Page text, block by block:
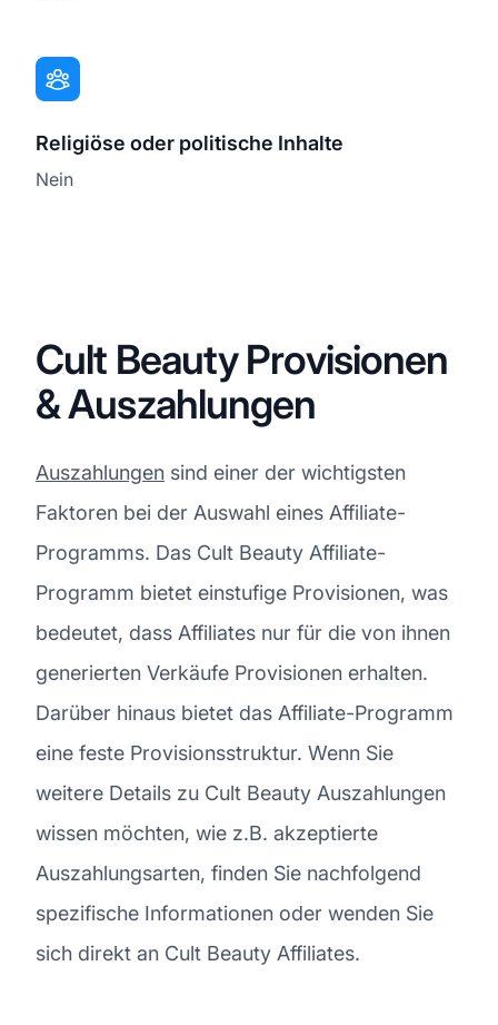
Religiöse oder politische Inhalte
Nein
Cult Beauty Provisionen
& Auszahlungen
Auszahlungen sind einer der wichtigsten
Faktoren bei der Auswahl eines Affiliate-
Programms. Das Cult Beauty Affiliate-
Programm bietet einstufige Provisionen, was
bedeutet, dass Affiliates nur für die von ihnen
generierten Verkäufe Provisionen erhalten.
Darüber hinaus bietet das Affiliate-Programm
eine feste Provisionsstruktur. Wenn Sie
weitere Details zu Cult Beauty Auszahlungen
wissen möchten, wie z.B. akzeptierte
Auszahlungsarten, finden Sie nachfolgend
spezifische Informationen oder wenden Sie
sich direkt an Cult Beauty Affiliates.